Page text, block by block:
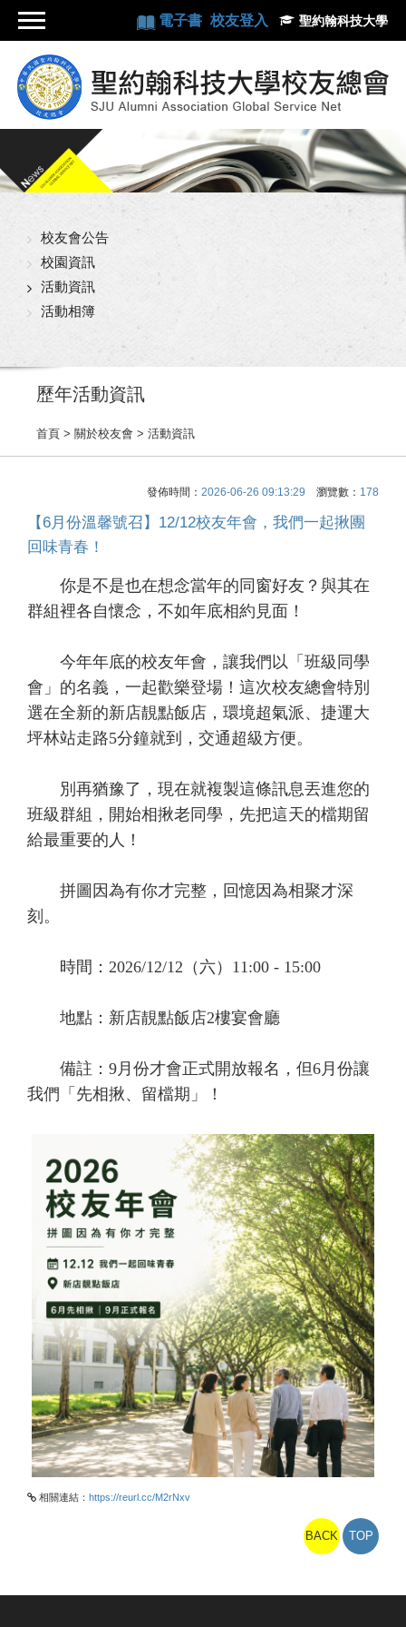
電子書 校友登入 聖約翰科技大學
校友會公告
校園資訊
活動資訊
活動相簿
歷年活動資訊
首頁 > 關於校友會 > 活動資訊
發佈時間： 2026-06-26 09:13:29 瀏覽數： 178
【6月份溫馨號召】12/12校友年會，我們一起揪團
回味青春！
你是不是也在想念當年的同窗好友？與其在
群組裡各自懷念，不如年底相約見面！
今年年底的校友年會，讓我們以「班級同學
會」的名義，一起歡樂登場！這次校友總會特別
選在全新的新店靚點飯店，環境超氣派、捷運大
坪林站走路5分鐘就到，交通超級方便。
別再猶豫了，現在就複製這條訊息丟進您的
班級群組，開始相揪老同學，先把這天的檔期留
給最重要的人！
拼圖因為有你才完整，回憶因為相聚才深
刻。
時間：2026/12/12（六）11:00 - 15:00
地點：新店靚點飯店2樓宴會廳
備註：9月份才會正式開放報名，但6月份讓
我們「先相揪、留檔期」！
相關連結： https://reurl.cc/M2rNxv
BACK TOP